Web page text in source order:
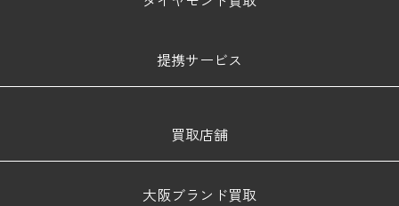
提携サービス
買取店舗
大阪ブランド買取